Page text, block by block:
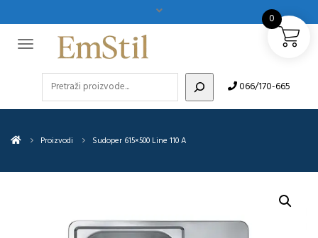
066/170-665
Proizvodi Sudoper 615×500 Line 110 A
0